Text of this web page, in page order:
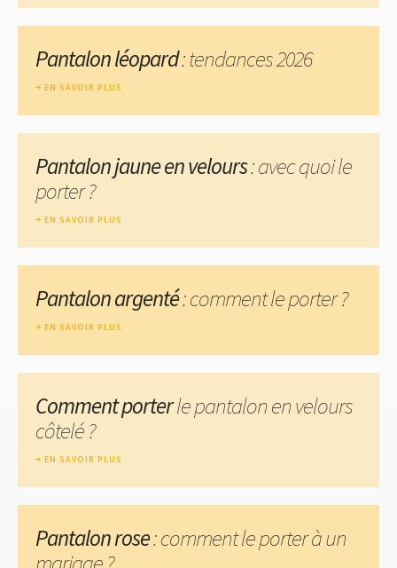
Pantalon léopard: tendances 2026
EN SAVOIR PLUS
Pantalon jaune en velours: avec quoi le
porter ?
EN SAVOIR PLUS
Pantalon argenté: comment le porter ?
EN SAVOIR PLUS
Comment porterle pantalon en velours
côtelé ?
EN SAVOIR PLUS
Pantalon rose: comment le porter à un